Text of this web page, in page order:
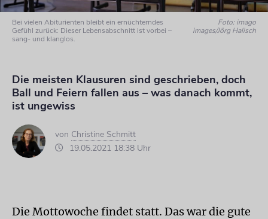
Bei vielen Abiturienten bleibt ein ernüchterndes
Gefühl zurück: Dieser Lebensabschnitt ist vorbei –
sang- und klanglos.
Foto: imago
images/Jörg Halisch
Die meisten Klausuren sind geschrieben, doch
Ball und Feiern fallen aus – was danach kommt,
ist ungewiss
von Christine Schmitt
19.05.2021 18:38 Uhr
Die Mottowoche findet statt. Das war die gute